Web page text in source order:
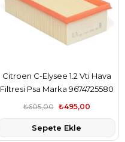
Citroen C-Elysee 1.2 Vti Hava
Filtresi Psa Marka 9674725580
₺495,00
₺605,00
Sepete Ekle